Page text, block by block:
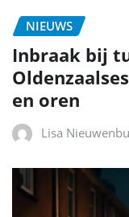
NIEUWS
Inbraak bij
en oren
Lisa